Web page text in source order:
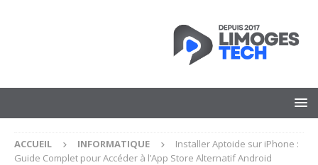
ACCUEIL INFORMATIQUE
Installer Aptoide sur iPhone :
Guide Complet pour Accéder à l’App Store Alternatif Android